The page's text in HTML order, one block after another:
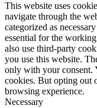
This website uses
navigate through the
categorized as
essential for the
also use third-party
you use this website.
only with your consent.
cookies. But opting out
browsing experience.
Necessary